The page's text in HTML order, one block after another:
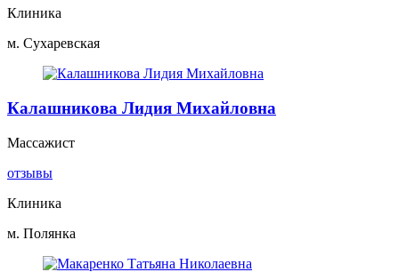
Клиника
м. Сухаревская
Калашникова Лидия Михайловна
Массажист
отзывы
Клиника
м. Полянка